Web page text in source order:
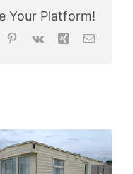
Your Platform!
Pinterest
Vk Xing Email